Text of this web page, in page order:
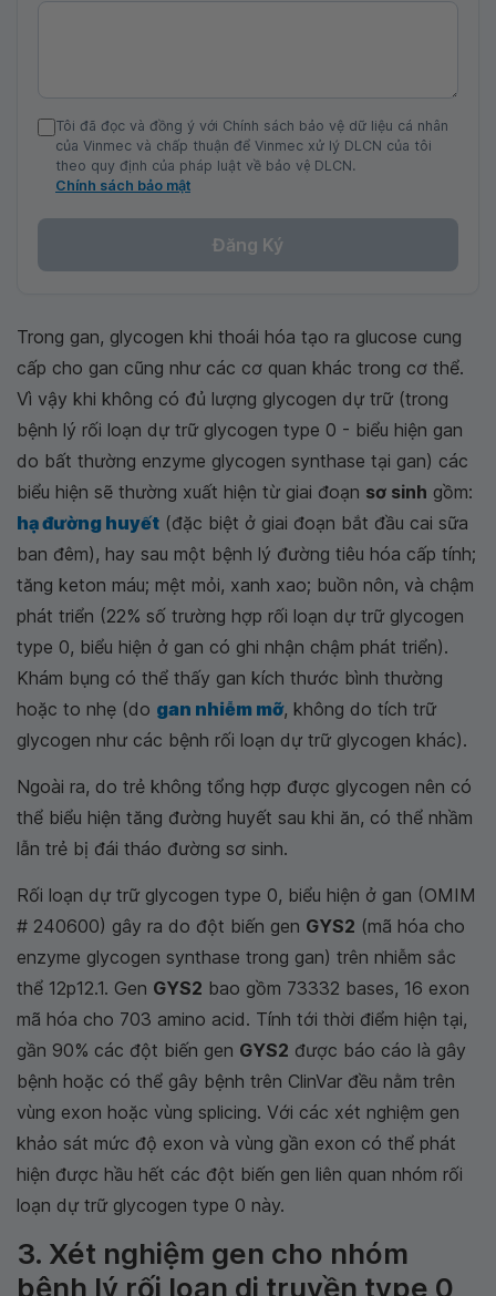
Tôi đã đọc và đồng ý với Chính sách bảo vệ dữ liệu cá nhân
của Vinmec và chấp thuận để Vinmec xử lý DLCN của tôi
theo quy định của pháp luật về bảo vệ DLCN.
Chính sách bảo mật
Đăng Ký
Trong gan, glycogen khi thoái hóa tạo ra glucose cung
cấp cho gan cũng như các cơ quan khác trong cơ thể.
Vì vậy khi không có đủ lượng glycogen dự trữ (trong
bệnh lý rối loạn dự trữ glycogen type 0 - biểu hiện gan
do bất thường enzyme glycogen synthase tại gan) các
biểu hiện sẽ thường xuất hiện từ giai đoạn sơ sinh gồm:
hạ đường huyết (đặc biệt ở giai đoạn bắt đầu cai sữa
ban đêm), hay sau một bệnh lý đường tiêu hóa cấp tính;
tăng keton máu; mệt mỏi, xanh xao; buồn nôn, và chậm
phát triển (22% số trường hợp rối loạn dự trữ glycogen
type 0, biểu hiện ở gan có ghi nhận chậm phát triển).
Khám bụng có thể thấy gan kích thước bình thường
hoặc to nhẹ (do gan nhiễm mỡ, không do tích trữ
glycogen như các bệnh rối loạn dự trữ glycogen khác).
Ngoài ra, do trẻ không tổng hợp được glycogen nên có
thể biểu hiện tăng đường huyết sau khi ăn, có thể nhầm
lẫn trẻ bị đái tháo đường sơ sinh.
Rối loạn dự trữ glycogen type 0, biểu hiện ở gan (OMIM
# 240600) gây ra do đột biến gen GYS2 (mã hóa cho
enzyme glycogen synthase trong gan) trên nhiễm sắc
thể 12p12.1. Gen GYS2 bao gồm 73332 bases, 16 exon
mã hóa cho 703 amino acid. Tính tới thời điểm hiện tại,
gần 90% các đột biến gen GYS2 được báo cáo là gây
bệnh hoặc có thể gây bệnh trên ClinVar đều nằm trên
vùng exon hoặc vùng splicing. Với các xét nghiệm gen
khảo sát mức độ exon và vùng gần exon có thể phát
hiện được hầu hết các đột biến gen liên quan nhóm rối
loạn dự trữ glycogen type 0 này.
3. Xét nghiệm gen cho nhóm
bệnh lý rối loạn di truyền type 0